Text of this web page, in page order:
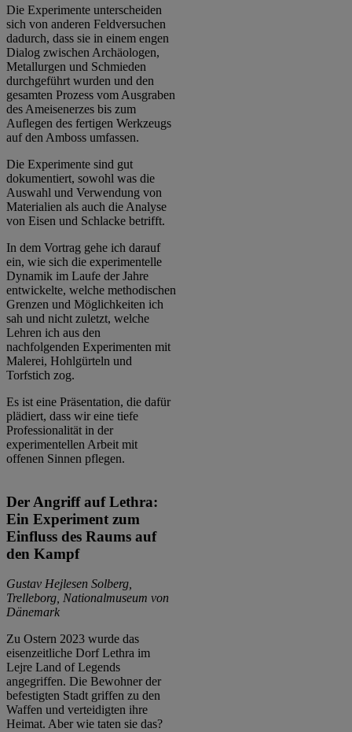
Die Experimente unterscheiden
sich von anderen Feldversuchen
dadurch, dass sie in einem engen
Dialog zwischen Archäologen,
Metallurgen und Schmieden
durchgeführt wurden und den
gesamten Prozess vom Ausgraben
des Ameisenerzes bis zum
Auflegen des fertigen Werkzeugs
auf den Amboss umfassen.
Die Experimente sind gut
dokumentiert, sowohl was die
Auswahl und Verwendung von
Materialien als auch die Analyse
von Eisen und Schlacke betrifft.
In dem Vortrag gehe ich darauf
ein, wie sich die experimentelle
Dynamik im Laufe der Jahre
entwickelte, welche methodischen
Grenzen und Möglichkeiten ich
sah und nicht zuletzt, welche
Lehren ich aus den
nachfolgenden Experimenten mit
Malerei, Hohlgürteln und
Torfstich zog.
Es ist eine Präsentation, die dafür
plädiert, dass wir eine tiefe
Professionalität in der
experimentellen Arbeit mit
offenen Sinnen pflegen.
Der Angriff auf Lethra:
Ein Experiment zum
Einfluss des Raums auf
den Kampf
Gustav Hejlesen Solberg,
Trelleborg, Nationalmuseum von
Dänemark
Zu Ostern 2023 wurde das
eisenzeitliche Dorf Lethra im
Lejre Land of Legends
angegriffen. Die Bewohner der
befestigten Stadt griffen zu den
Waffen und verteidigten ihre
Heimat. Aber wie taten sie das?